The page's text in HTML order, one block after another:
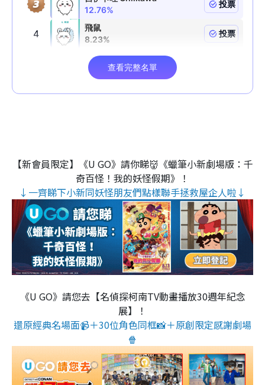
【新會員限定】《U GO》請你睇👹《蠟筆小新劇場版：千
奇百怪！我的妖怪假期》！
↓一齊睇下小新同妖怪朋友們點樣聯手拯救屋企人啦↓
《U GO》請您去【名偵探柯南TV動畫播放30週年紀念
展】！
還原經典名場面📹＋30位角色同框📸＋原創限定感謝劇場
🍿